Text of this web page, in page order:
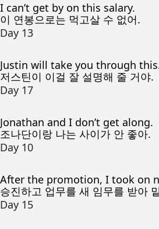
I can’t get by on this salary.
이 연봉으로는 먹고살 수 없어.
Day 13
Justin will take you through
저스틴이 이걸 잘 설명해 줄 거야.
Day 17
Jonathan and I don’t get along.
조나단이랑 나는 사이가 안 좋아.
Day 10
After the promotion, I took on
승진하고 업무를 새 임무를 받아
Day 15